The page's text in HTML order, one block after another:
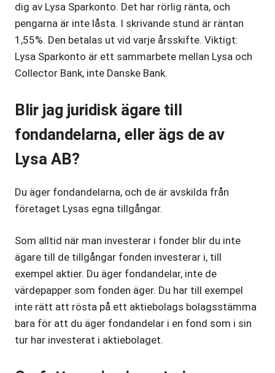
dig av Lysa Sparkonto. Det har rörlig ränta, och
pengarna är inte låsta. I skrivande stund är räntan
1,55%. Den betalas ut vid varje årsskifte. Viktigt:
Lysa Sparkonto är ett sammarbete mellan Lysa och
Collector Bank, inte Danske Bank.
Blir jag juridisk ägare till
fondandelarna, eller ägs de av
Lysa AB?
Du äger fondandelarna, och de är avskilda från
företaget Lysas egna tillgångar.
Som alltid när man investerar i fonder blir du inte
ägare till de tillgångar fonden investerar i, till
exempel aktier. Du äger fondandelar, inte de
värdepapper som fonden äger. Du har till exempel
inte rätt att rösta på ett aktiebolags bolagsstämma
bara för att du äger fondandelar i en fond som i sin
tur har investerat i aktiebolaget.